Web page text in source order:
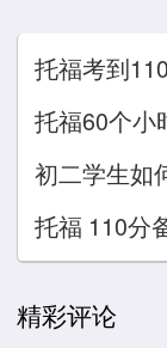
托福考到
托福60个小
初二学生如
托福 110分
精彩评论